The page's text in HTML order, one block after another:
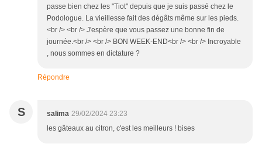
passe bien chez les "Tiot" depuis que je suis passé chez le
Podologue. La vieillesse fait des dégâts même sur les pieds.
<br /> <br /> J'espère que vous passez une bonne fin de
journée.<br /> <br /> BON WEEK-END<br /> <br /> Incroyable
, nous sommes en dictature ?
Répondre
S salima 29/02/2024 23:23
les gâteaux au citron, c'est les meilleurs ! bises